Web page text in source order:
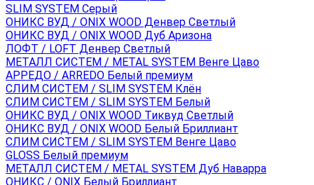
SLIM SYSTEM Серый
ОНИКС ВУД / ONIX WOOD Денвер Светлый
ОНИКС ВУД / ONIX WOOD Дуб Аризона
ЛОФТ / LOFT Денвер Светлый
МЕТАЛЛ СИСТЕМ / METAL SYSTEM Венге Цаво
АРРЕДО / ARREDO Белый премиум
СЛИМ СИСТЕМ / SLIM SYSTEM Клён
СЛИМ СИСТЕМ / SLIM SYSTEM Белый
ОНИКС ВУД / ONIX WOOD Тиквуд Светлый
ОНИКС ВУД / ONIX WOOD Белый Бриллиант
СЛИМ СИСТЕМ / SLIM SYSTEM Венге Цаво
GLOSS Белый премиум
МЕТАЛЛ СИСТЕМ / METAL SYSTEM Дуб Наварра
ОНИКС / ONIX Белый Бриллиант